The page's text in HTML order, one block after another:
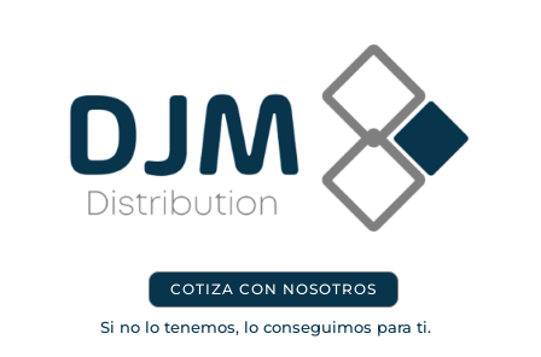
COTIZA CON NOSOTROS
Si no lo tenemos, lo conseguimos para ti.